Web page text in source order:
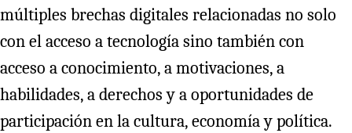
múltiples brechas digitales relacionadas no solo
con el acceso a tecnología sino también con
acceso a conocimiento, a motivaciones, a
habilidades, a derechos y a oportunidades de
participación en la cultura, economía y política.